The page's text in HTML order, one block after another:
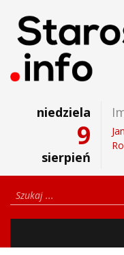
niedziela
9
sierpień